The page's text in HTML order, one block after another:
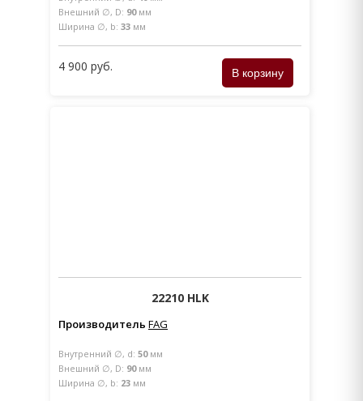
Внешний ∅, D: 90мм
Ширина ∅, b: 33 мм
4 900 руб.
22210 HLK
Производитель FAG
Внутренний ∅, d: 50мм
Внешний ∅, D: 90мм
Ширина ∅, b: 23 мм